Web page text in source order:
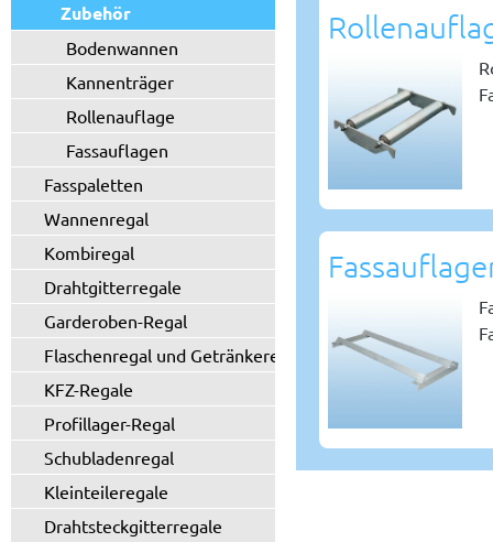
Zubehör
Bodenwannen
Kannenträger
Rollenauflage
Fassauflagen
Fasspaletten
Wannenregal
Kombiregal
Drahtgitterregale
Garderoben-Regal
Flaschenregal und Getränkeregal
KFZ-Regale
Profillager-Regal
Schubladenregal
Kleinteileregale
Drahtsteckgitterregale